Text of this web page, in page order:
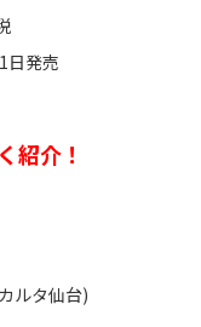
日発売
紹介！
ルタ仙台)